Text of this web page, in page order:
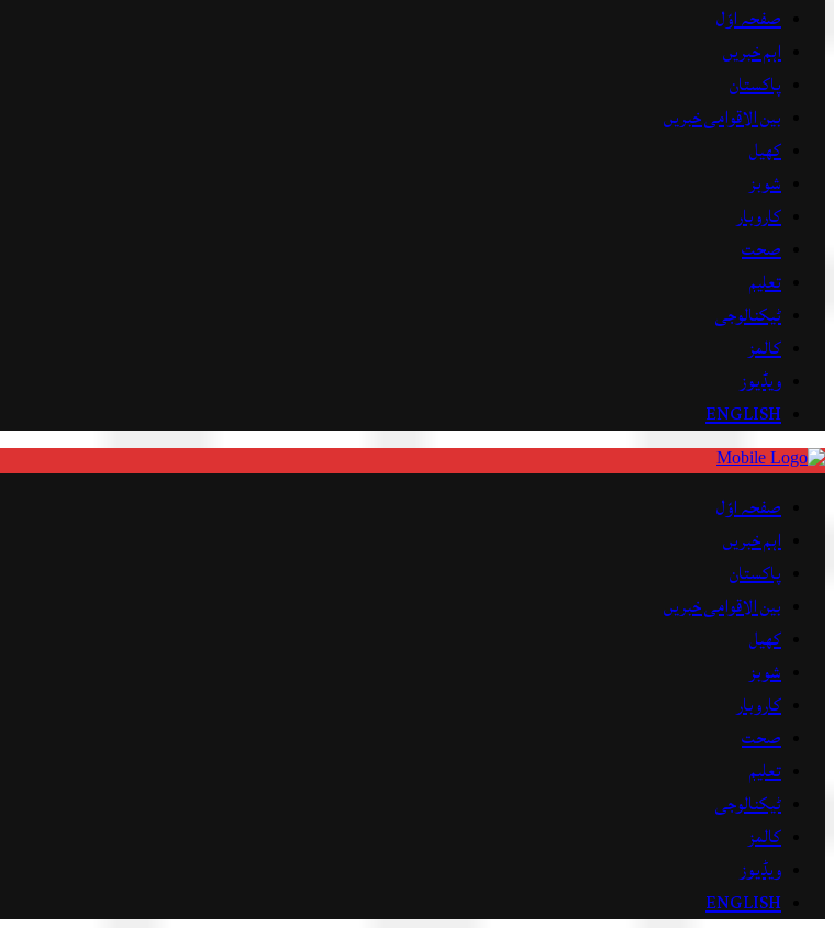
صفحہ اوّل
اہم خبریں
پاکستان
بین الاقوامی خبریں
کھیل
شوبز
کاروبار
صحت
تعلیم
ٹیکنالوجی
کالمز
ویڈیوز
ENGLISH
صفحہ اوّل
اہم خبریں
پاکستان
بین الاقوامی خبریں
کھیل
شوبز
کاروبار
صحت
تعلیم
ٹیکنالوجی
کالمز
ویڈیوز
ENGLISH